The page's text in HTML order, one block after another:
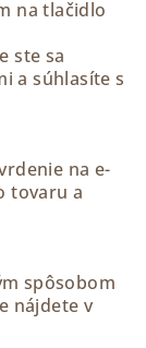
na tlačidlo
ste sa
a súhlasíte s
na e-
tovaru a
spôsobom
nájdete v